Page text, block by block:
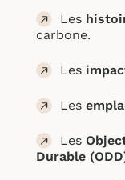
Les
carbone.
Les
Les
Les
Durable